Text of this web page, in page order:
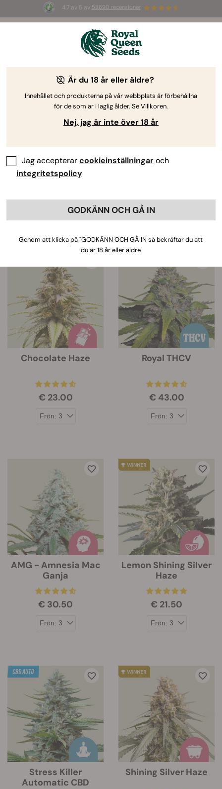
4.7 av 5 av 58690 recensioner
3 White Widow Auto-frönGRATIS för de
Haze-cannabisfrön har etablerat sig som den
sorten man vänder sig till när man vill förädla
kreativa och energiska sorter, ända sedan 70-talet i
denna genetiska härstamning nedan, som omfattar
ättlingar som Thailändska-, Colombianska- eller
Mexikanska-varianter.
Sortera efter
21 Produkter
Chocolate Haze
€ 23.00
Royal THCV
€ 43.00
AMG - Amnesia Mac
Ganja
€ 30.50
Lemon Shining Silver
Haze
€ 21.50
Stress Killer
Automatic CBD
Shining Silver Haze
Är du 18 år eller äldre?
Innehållet och produkterna på vår webbplats är förbehållna
för de som är i laglig ålder. Se Villkoren.
Nej, jag är inte över 18 år
Jag accepterarcookieinställningaroch
integritetspolicy
GODKÄNN OCH GÅ IN
Genom att klicka på "GODKÄNN OCH GÅ IN så bekräftar du att
du är 18 år eller äldre